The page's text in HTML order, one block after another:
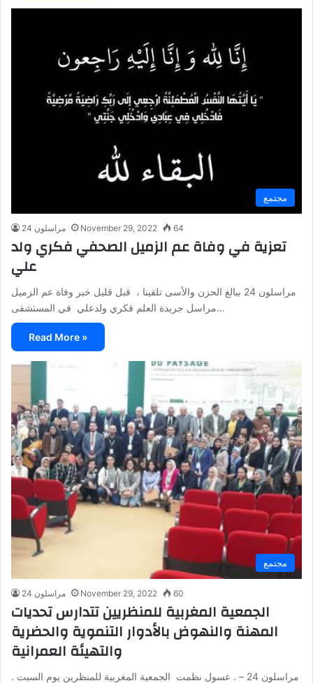
مجتمع
مراسلون 24 November 29, 2022 64
تعزية في وفاة عم الزميل الصحفي فكري ولد
علي
مراسلون 24 ببالغ الحزن والأسى تلقينا ، قبل قليل خبر وفاة عم الزميل
مراسل جريدة العلم فكري ولدعلي في المستشفى…
Read More »
مجتمع
مراسلون 24 November 29, 2022 60
الجمعية المغربية للمنظريين تتدارس تحديات
المهنة والنهوض بالأدوار التنموية والحضرية
والتهيئة العمرانية
. مراسلون 24 – . عسول نظمت الجمعية المغربية للمنظرين يوم السبت